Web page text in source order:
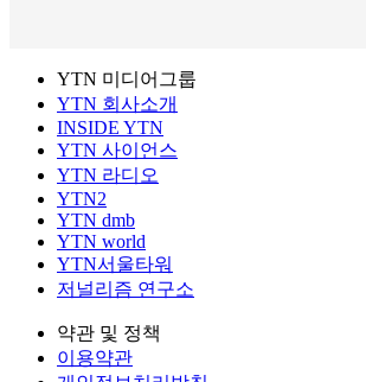
YTN 미디어그룹
YTN 회사소개
INSIDE YTN
YTN 사이언스
YTN 라디오
YTN2
YTN dmb
YTN world
YTN서울타워
저널리즘 연구소
약관 및 정책
이용약관